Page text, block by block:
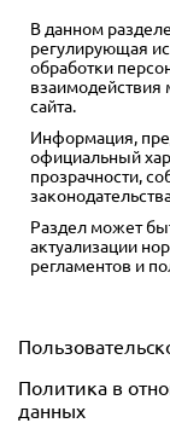
В данном
регулирующая
обработки
сайта.
Информация,
официальный
прозрачности,
Раздел может
актуализации
регламентов и
Политика в
данных